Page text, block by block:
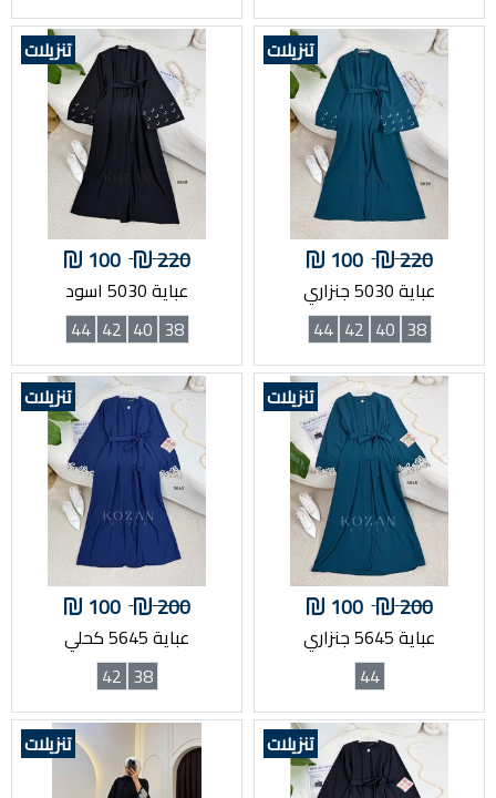
تنزيلات
220
100
عباية 5030 جنزاري
38
40
42
44
تنزيلات
220
100
عباية 5030 اسود
38
40
42
44
تنزيلات
200
100
عباية 5645 جنزاري
44
تنزيلات
200
100
عباية 5645 كحلي
38
42
تنزيلات تنزيلات